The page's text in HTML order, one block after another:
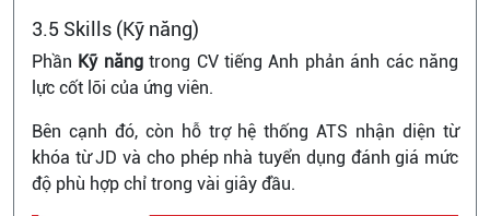
3.5 Skills (Kỹ năng)
Phần Kỹ năngtrong CV tiếng Anh phản ánh các năng
lực cốt lõi của ứng viên.
Bên cạnh đó, còn hỗ trợ hệ thống ATS nhận diện từ
khóa từ JD và cho phép nhà tuyển dụng đánh giá mức
độ phù hợp chỉ trong vài giây đầu.